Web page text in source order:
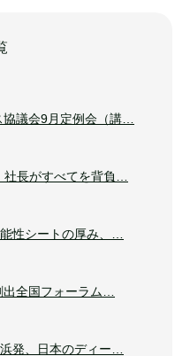
議会9月定例会（講…
社長がすべてを背負…
性シートの厚み、…
出全国フォーラム…
発、日本のディー…